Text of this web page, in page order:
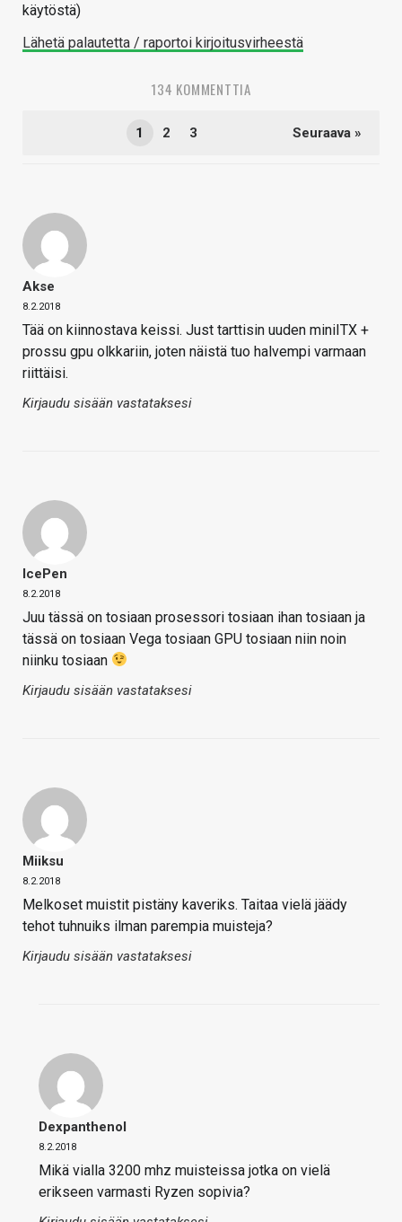
käytöstä)
Lähetä palautetta / raportoi kirjoitusvirheestä
134 KOMMENTTIA
1 2 3 Seuraava »
Akse
8.2.2018
Tää on kiinnostava keissi. Just tarttisin uuden miniITX +
prossu gpu olkkariin, joten näistä tuo halvempi varmaan
riittäisi.
Kirjaudu sisään vastataksesi
IcePen
8.2.2018
Juu tässä on tosiaan prosessori tosiaan ihan tosiaan ja
tässä on tosiaan Vega tosiaan GPU tosiaan niin noin
niinku tosiaan
Kirjaudu sisään vastataksesi
Miiksu
8.2.2018
Melkoset muistit pistäny kaveriks. Taitaa vielä jäädy
tehot tuhnuiks ilman parempia muisteja?
Kirjaudu sisään vastataksesi
Dexpanthenol
8.2.2018
Mikä vialla 3200 mhz muisteissa jotka on vielä
erikseen varmasti Ryzen sopivia?